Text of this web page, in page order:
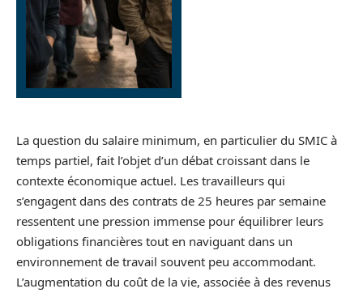
La question du salaire minimum, en particulier du SMIC à
temps partiel, fait l’objet d’un débat croissant dans le
contexte économique actuel. Les travailleurs qui
s’engagent dans des contrats de 25 heures par semaine
ressentent une pression immense pour équilibrer leurs
obligations financières tout en naviguant dans un
environnement de travail souvent peu accommodant.
L’augmentation du coût de la vie, associée à des revenus